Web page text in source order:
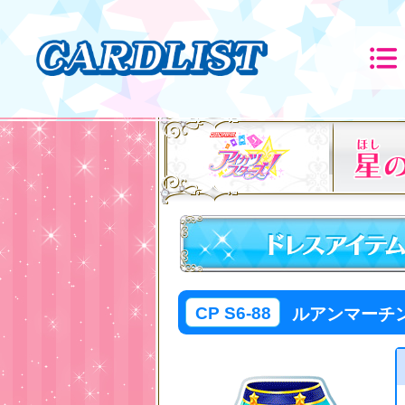
CP S6-88 ルアンマーチ